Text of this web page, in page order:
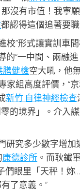
沒有市值！我寧
都認得這個追著要
校”形式讓實訓車
的“一中間、兩融
膳健檢空大吼，他
家組高度評價，“
新竹 自律神經檢查
的境界」。介入
研究多少數字增
康德診所 。而耿鐵
們眼里「天秤！
了意義。”